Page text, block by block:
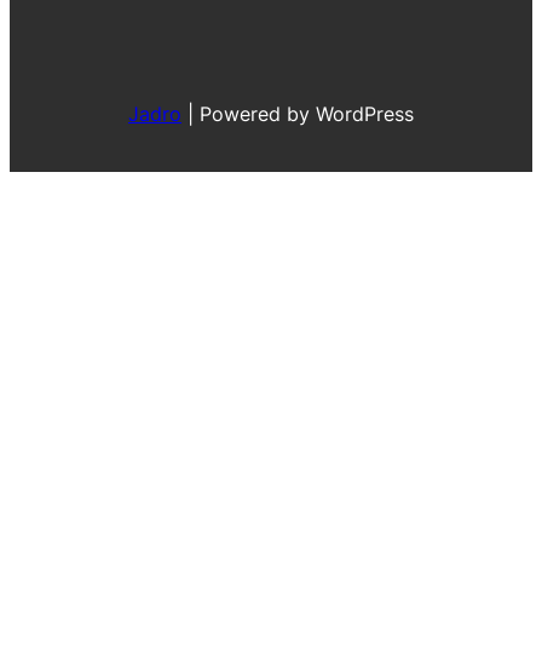
Jadro Powered by WordPress